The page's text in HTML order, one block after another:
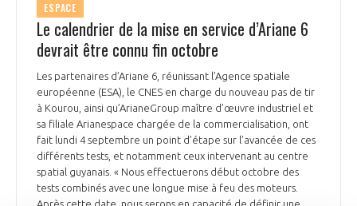
ESPACE
Le calendrier de la mise en service d’Ariane 6
devrait être connu fin octobre
Les partenaires d’Ariane 6, réunissant l’Agence spatiale
européenne (ESA), le CNES en charge du nouveau pas de tir
à Kourou, ainsi qu’ArianeGroup maître d’œuvre industriel et
sa filiale Arianespace chargée de la commercialisation, ont
fait lundi 4 septembre un point d’étape sur l’avancée de ces
différents tests, et notamment ceux intervenant au centre
spatial guyanais. « Nous effectuerons début octobre des
tests combinés avec une longue mise à feu des moteurs.
Après cette date, nous serons en capacité de définir une